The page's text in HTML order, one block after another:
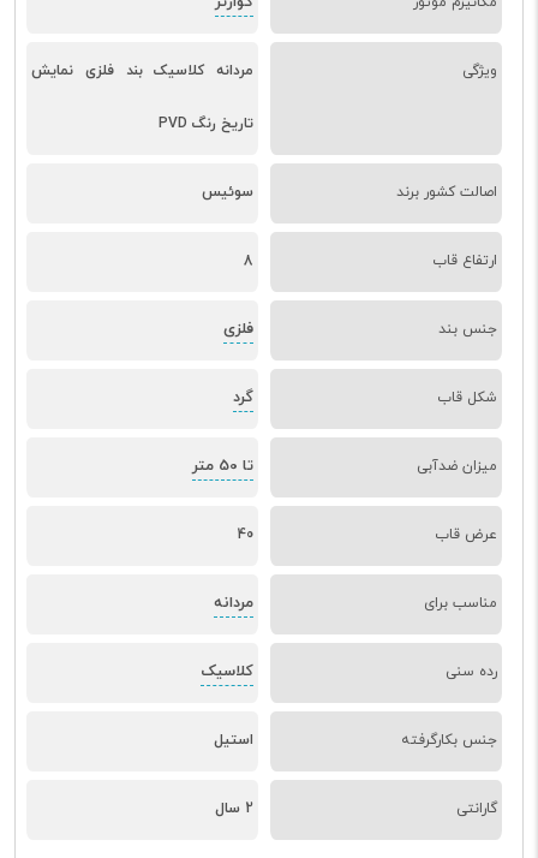
ویژگی مردانه کلاسیک بند فلزی نمایش
تاریخ رنگ PVD
اصالت کشور برند سوئیس
ارتفاع قاب 8
جنس بند فلزی
شکل قاب گرد
میزان ضدآبی تا 50 متر
عرض قاب 40
مناسب برای مردانه
رده سنی کلاسیک
جنس بکارگرفته استیل
گارانتی 2 سال